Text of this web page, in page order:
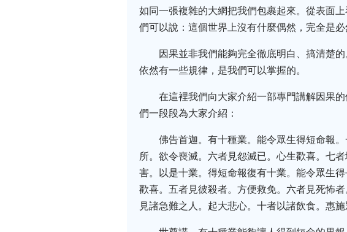
如同一張複雜的大網把我們包裹起來。從表面
們可以說：這個世界上沒有什麼偶然，完全是必
因果並非我們能夠完全徹底明白、搞清楚
依然有一些規律，是我們可以掌握的。
在這裡我們向大家介紹一部專門講解因果
們一段段為大家介紹：
佛告首迦。有十種業。能令眾生得短命報
所。欲令喪滅。六者見怨滅已。心生歡喜。七
害。以是十業。得短命報復有十業。能令眾生
歡喜。五者見彼殺者。方便救免。六者見死怖
見諸急難之人。起大悲心。十者以諸飲食。惠